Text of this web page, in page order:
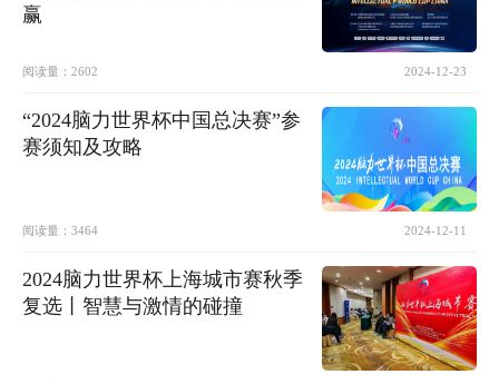
赢
阅读量： 2602 2024-12-23
“2024脑力世界杯中国总决赛”参
赛须知及攻略
阅读量： 3464 2024-12-11
2024脑力世界杯上海城市赛秋季
复选丨智慧与激情的碰撞